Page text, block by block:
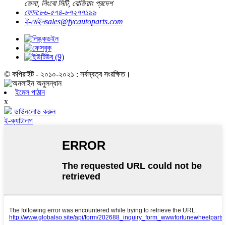
জেলা, নিংবো সিটি, ঝেজিয়াং প্রদেশ
ফোন:৮৬-৫৭৪-৮৭২৭৭১৯৯
ই-মেইলsales@fycautoparts.com
© কপিরাইট - ২০১০-২০২১ : সর্বস্বত্ব সংরক্ষিত।
ইমেল পাঠান
x
ডাউনলোড করুন
ই-ক্যাটালগ